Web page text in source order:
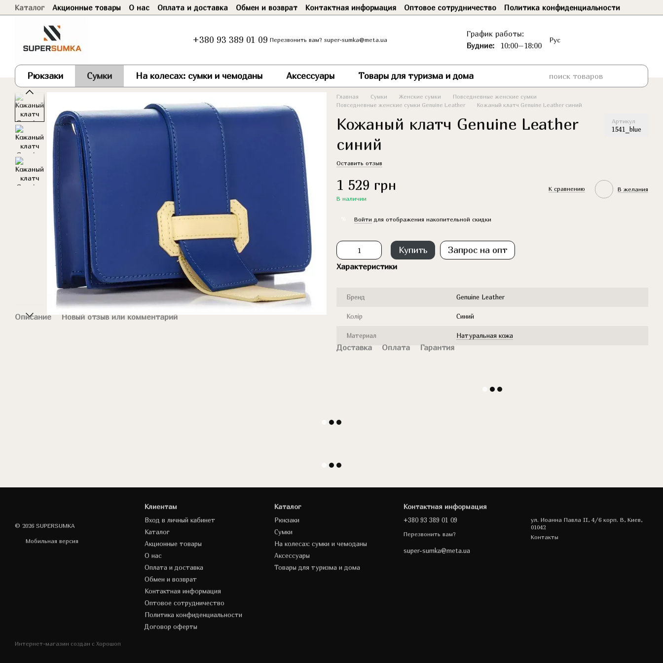
Перейти к основному контенту
Каталог Акционные товары О нас Оплата и доставка Обмен и возврат Контактная информация Оптовое сотрудничество
Политика конфиденциальности
+380 93 389 01 09 Перезвонить вам? super-sumka@meta.ua
График работы:
Будние:
10:00–18:00
Рус
Рюкзаки Сумки На колесах: сумки и чемоданы Аксессуары Товары для туризма и дома
Описание Новый отзыв или комментарий
Главная Сумки Женские сумки
Повседневные женские сумки
Повседневные женские сумки Genuine Leather
Кожаный клатч Genuine Leather синий
Кожаный клатч Genuine Leather
синий
Артикул
1541_blue
Оставить отзыв
1 529 грн
В наличии
К сравнению В желания
Войти для отображения накопительной скидки
Купить Запрос на опт
Характеристики
Бренд Genuine Leather
Колір Синий
Материал Натуральная кожа
Доставка Оплата Гарантия
© 2026 SUPERSUMKA
Мобильная версия
Интернет-магазин создан с Хорошоп
Клиентам
Вход в личный кабинет
Каталог
Акционные товары
О нас
Оплата и доставка
Обмен и возврат
Контактная информация
Оптовое сотрудничество
Политика конфиденциальности
Договор оферты
Каталог
Рюкзаки
Сумки
На колесах: сумки и чемоданы
Аксессуары
Товары для туризма и дома
Контактная информация
+380 93 389 01 09
Перезвонить вам?
super-sumka@meta.ua
ул. Иоанна Павла II, 4/6 корп. В, Киев,
01042
Контакты